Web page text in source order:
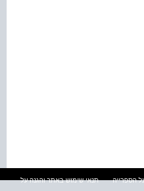
הספרייה
תנאי שימוש באתר והגנה על